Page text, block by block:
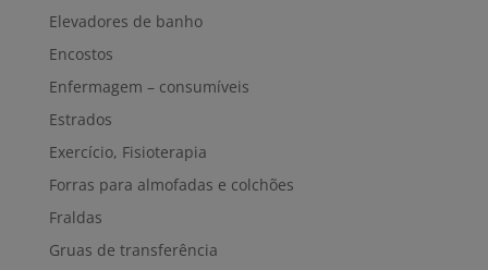
Elevadores de banho
Encostos
Enfermagem – consumíveis
Estrados
Exercício, Fisioterapia
Forras para almofadas e colchões
Fraldas
Gruas de transferência